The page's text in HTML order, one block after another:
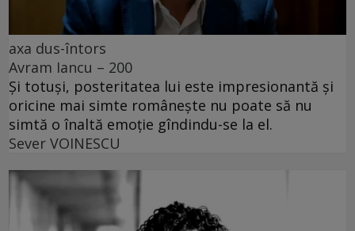
axa dus-întors
Avram Iancu – 200
Și totuși, posteritatea lui este impresionantă și
oricine mai simte românește nu poate să nu
simtă o înaltă emoție gîndindu-se la el.
Sever VOINESCU